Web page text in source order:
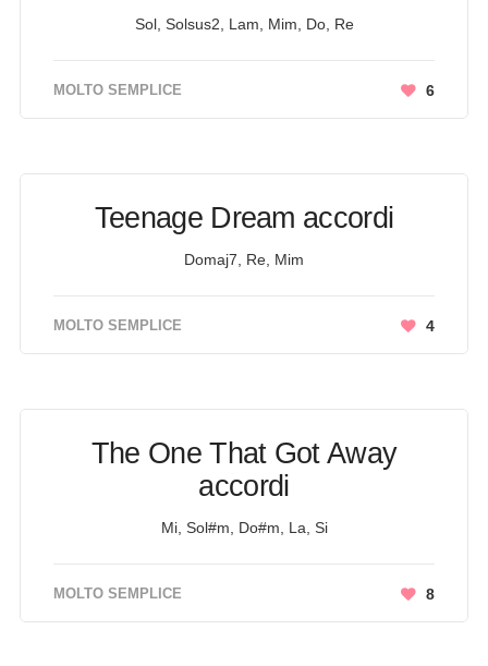
Sol, Solsus2, Lam, Mim, Do, Re
MOLTO SEMPLICE 6
Teenage Dream accordi
Domaj7, Re, Mim
MOLTO SEMPLICE 4
The One That Got Away
accordi
Mi, Sol#m, Do#m, La, Si
MOLTO SEMPLICE 8